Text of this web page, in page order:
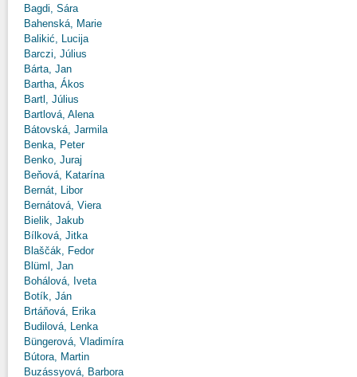
Bagdi, Sára
Bahenská, Marie
Balikić, Lucija
Barczi, Július
Bárta, Jan
Bartha, Ákos
Bartl, Július
Bartlová, Alena
Bátovská, Jarmila
Benka, Peter
Benko, Juraj
Beňová, Katarína
Bernát, Libor
Bernátová, Viera
Bielik, Jakub
Bílková, Jitka
Blaščák, Fedor
Blüml, Jan
Bohálová, Iveta
Botík, Ján
Brtáňová, Erika
Budilová, Lenka
Büngerová, Vladimíra
Bútora, Martin
Buzássyová, Barbora